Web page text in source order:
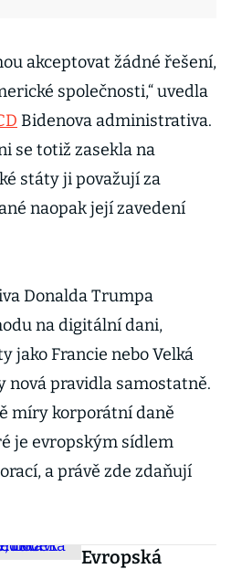
akceptovat žádné řešení,
společnosti,“ uvedla
Bidenova administrativa.
se totiž zasekla na
státy ji považují za
naopak její zavedení
Donalda Trumpa
na digitální dani,
jako Francie nebo Velká
nová pravidla samostatně.
míry korporátní daně
je evropským sídlem
a právě zde zdaňují
Evropská